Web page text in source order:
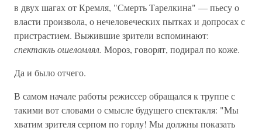
в двух шагах от Кремля, "Смерть Тарелкина" — пьесу о
власти произвола, о нечеловеческих пытках и допросах с
пристрастием. Выжившие зрители вспоминают:
спектакль ошеломлял. Мороз, говорят, подирал по коже.
Да и было отчего.
В самом начале работы режиссер обращался к труппе с
такими вот словами о смысле будущего спектакля: "Мы
хватим зрителя серпом по горлу! Мы должны показать